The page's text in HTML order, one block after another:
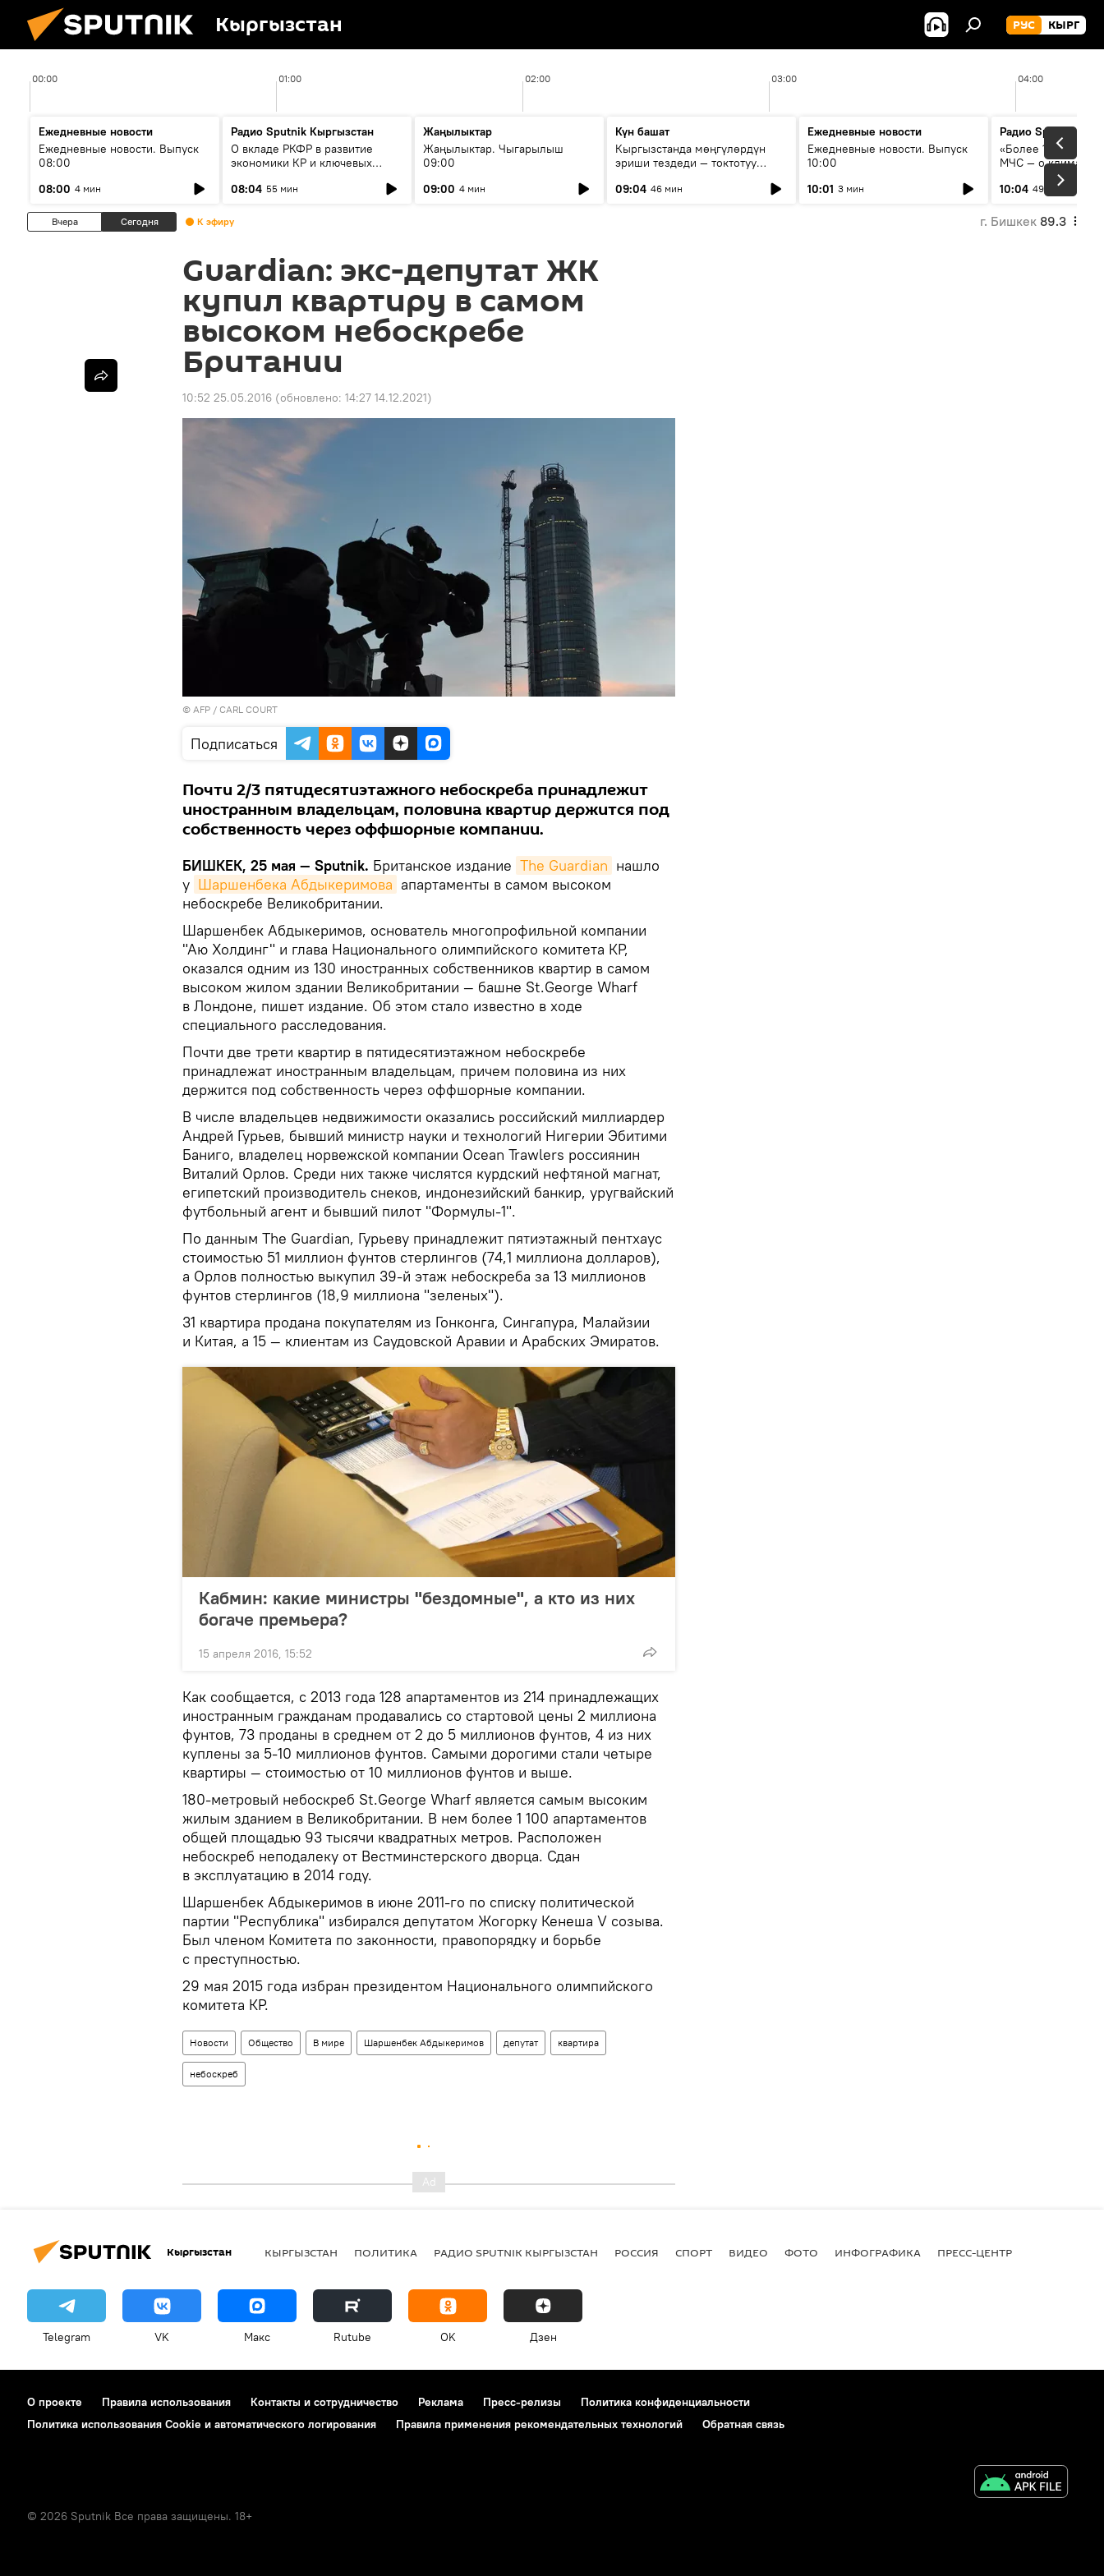
Кыргызстан РУС КЫРГ
00:00 01:00 02:00 03:00 04:00
Ежедневные новости
Ежедневные новости. Выпуск
08:00
08:00 4 мин
Радио Sputnik Кыргызстан
О вкладе РКФР в развитие
экономики КР и ключевых
08:04 55 мин
Жаңылыктар
Жаңылыктар. Чыгарылыш
09:00
09:00 4 мин
Күн башат
Кыргызстанда мөңгүлөрдүн
эриши тездеди — токтотуу
09:04 46 мин
Ежедневные новости
Ежедневные новости. Выпуск
10:00
10:01 3 мин
Радио Sputnik
«Более 1200 сёл в
МЧС — о климате,
системе
населения
10:04 49 мин
Вчера Сегодня К эфиру г. Бишкек 89.3
Guardian: экс-депутат ЖК
купил квартиру в самом
высоком небоскребе
Британии
10:52 25.05.2016 (обновлено: 14:27 14.12.2021)
© AFP / CARL COURT
Подписаться
Почти 2/3 пятидесятиэтажного небоскреба принадлежит
иностранным владельцам, половина квартир держится под
собственность через оффшорные компании.
БИШКЕК, 25 мая — Sputnik. Британское издание The Guardian нашло
у Шаршенбека Абдыкеримова апартаменты в самом высоком
небоскребе Великобритании.
Шаршенбек Абдыкеримов, основатель многопрофильной компании
"Аю Холдинг" и глава Национального олимпийского комитета КР,
оказался одним из 130 иностранных собственников квартир в самом
высоком жилом здании Великобритании — башне St.George Wharf
в Лондоне, пишет издание. Об этом стало известно в ходе
специального расследования.
Почти две трети квартир в пятидесятиэтажном небоскребе
принадлежат иностранным владельцам, причем половина из них
держится под собственность через оффшорные компании.
В числе владельцев недвижимости оказались российский миллиардер
Андрей Гурьев, бывший министр науки и технологий Нигерии Эбитими
Баниго, владелец норвежской компании Ocean Trawlers россиянин
Виталий Орлов. Среди них также числятся курдский нефтяной магнат,
египетский производитель снеков, индонезийский банкир, уругвайский
футбольный агент и бывший пилот "Формулы-1".
По данным The Guardian, Гурьеву принадлежит пятиэтажный пентхаус
стоимостью 51 миллион фунтов стерлингов (74,1 миллиона долларов),
а Орлов полностью выкупил 39-й этаж небоскреба за 13 миллионов
фунтов стерлингов (18,9 миллиона "зеленых").
31 квартира продана покупателям из Гонконга, Сингапура, Малайзии
и Китая, а 15 — клиентам из Саудовской Аравии и Арабских Эмиратов.
Кабмин: какие министры "бездомные", а кто из них
богаче премьера?
15 апреля 2016, 15:52
Как сообщается, с 2013 года 128 апартаментов из 214 принадлежащих
иностранным гражданам продавались со стартовой цены 2 миллиона
фунтов, 73 проданы в среднем от 2 до 5 миллионов фунтов, 4 из них
куплены за 5-10 миллионов фунтов. Самыми дорогими стали четыре
квартиры — стоимостью от 10 миллионов фунтов и выше.
180-метровый небоскреб St.George Wharf является самым высоким
жилым зданием в Великобритании. В нем более 1 100 апартаментов
общей площадью 93 тысячи квадратных метров. Расположен
небоскреб неподалеку от Вестминстерского дворца. Сдан
в эксплуатацию в 2014 году.
Шаршенбек Абдыкеримов в июне 2011-го по списку политической
партии "Республика" избирался депутатом Жогорку Кенеша V созыва.
Был членом Комитета по законности, правопорядку и борьбе
с преступностью.
29 мая 2015 года избран президентом Национального олимпийского
комитета КР.
Новости Общество В мире Шаршенбек Абдыкеримов депутат квартира
небоскреб
Кыргызстан КЫРГЫЗСТАН ПОЛИТИКА РАДИО SPUTNIK КЫРГЫЗСТАН РОССИЯ СПОРТ ВИДЕО ФОТО ИНФОГРАФИКА ПРЕСС-ЦЕНТР
Telegram VK Макс Rutube OK Дзен
О проекте Правила использования Контакты и сотрудничество Реклама Пресс-релизы
Политика конфиденциальности
Политика использования Cookie и автоматического логирования
Правила применения рекомендательных технологий Обратная связь
© 2026 Sputnik Все права защищены. 18+